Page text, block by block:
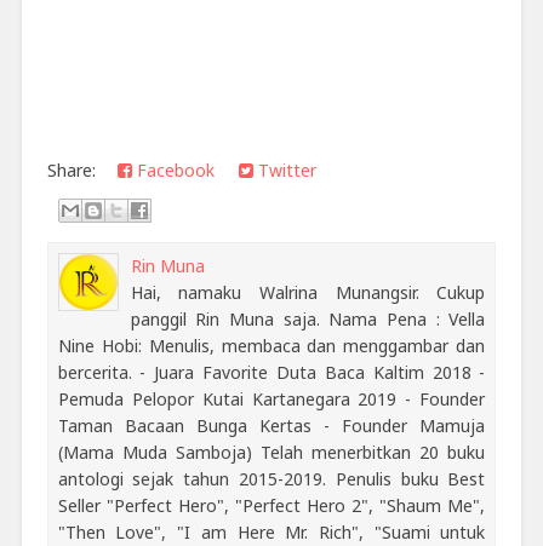
Share: Facebook Twitter
Rin Muna
Hai, namaku Walrina Munangsir. Cukup
panggil Rin Muna saja. Nama Pena : Vella
Nine Hobi: Menulis, membaca dan menggambar dan
bercerita. - Juara Favorite Duta Baca Kaltim 2018 -
Pemuda Pelopor Kutai Kartanegara 2019 - Founder
Taman Bacaan Bunga Kertas - Founder Mamuja
(Mama Muda Samboja) Telah menerbitkan 20 buku
antologi sejak tahun 2015-2019. Penulis buku Best
Seller "Perfect Hero", "Perfect Hero 2", "Shaum Me",
"Then Love", "I am Here Mr. Rich", "Suami untuk